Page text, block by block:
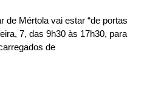
de Mértola vai estar “de portas
7, das 9h30 às 17h30, para
de